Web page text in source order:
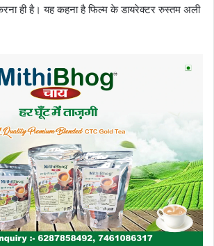
ही है। यह कहना है फिल्म के डायरेक्टर रुस्तम अली